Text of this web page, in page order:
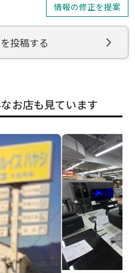
情報の修正を提案
投稿する
お店も見ています